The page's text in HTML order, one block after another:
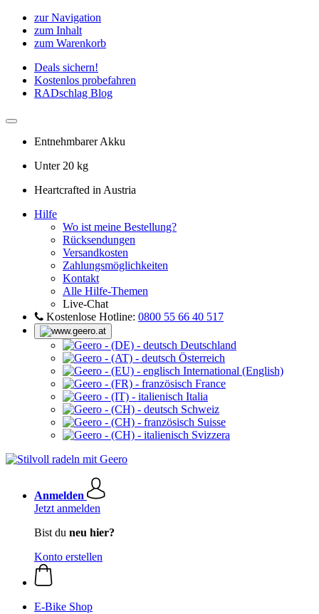
zur Navigation
zum Inhalt
zum Warenkorb
Deals sichern!
Kostenlos probefahren
RADschlag Blog
Entnehmbarer Akku
Unter 20 kg
Heartcrafted in Austria
Hilfe
Wo ist meine Bestellung?
Rücksendungen
Versandkosten
Zahlungsmöglichkeiten
Kontakt
Alle Hilfe-Themen
Live-Chat
Kostenlose Hotline: 0800 55 66 40 517
Deutschland
Österreich
International (English)
France
Italia
Schweiz
Suisse
Svizzera
Anmelden
Jetzt anmelden
Bist du neu hier?
Konto erstellen
E-Bike Shop